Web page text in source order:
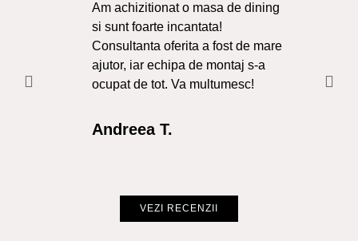
Am achizitionat o masa de dining
si sunt foarte incantata!
Consultanta oferita a fost de mare
ajutor, iar echipa de montaj s-a
ocupat de tot. Va multumesc!
Andreea T.
VEZI RECENZII